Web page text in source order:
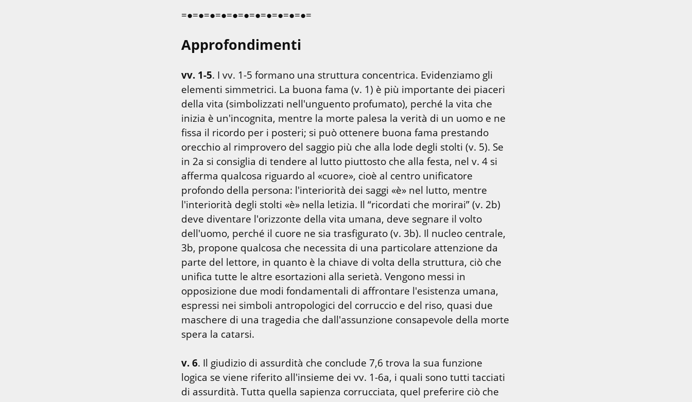
=●=●=●=●=●=●=●=●=●=●=●=
Approfondimenti
vv. 1-5. I vv. 1-5 formano una struttura concentrica. Evidenziamo gli
elementi simmetrici. La buona fama (v. 1) è più importante dei piaceri
della vita (simbolizzati nell'unguento profumato), perché la vita che
inizia è un'incognita, mentre la morte palesa la verità di un uomo e ne
fissa il ricordo per i posteri; si può ottenere buona fama prestando
orecchio al rimprovero del saggio più che alla lode degli stolti (v. 5). Se
in 2a si consiglia di tendere al lutto piuttosto che alla festa, nel v. 4 si
afferma qualcosa riguardo al «cuore», cioè al centro unificatore
profondo della persona: l'interiorità dei saggi «è» nel lutto, mentre
l'interiorità degli stolti «è» nella letizia. Il “ricordati che morirai” (v. 2b)
deve diventare l'orizzonte della vita umana, deve segnare il volto
dell'uomo, perché il cuore ne sia trasfigurato (v. 3b). Il nucleo centrale,
3b, propone qualcosa che necessita di una particolare attenzione da
parte del lettore, in quanto è la chiave di volta della struttura, ciò che
unifica tutte le altre esortazioni alla serietà. Vengono messi in
opposizione due modi fondamentali di affrontare l'esistenza umana,
espressi nei simboli antropologici del corruccio e del riso, quasi due
maschere di una tragedia che dall'assunzione consapevole della morte
spera la catarsi.
v. 6. Il giudizio di assurdità che conclude 7,6 trova la sua funzione
logica se viene riferito all'insieme dei vv. 1-6a, i quali sono tutti tacciati
di assurdità. Tutta quella sapienza corrucciata, quel preferire ciò che